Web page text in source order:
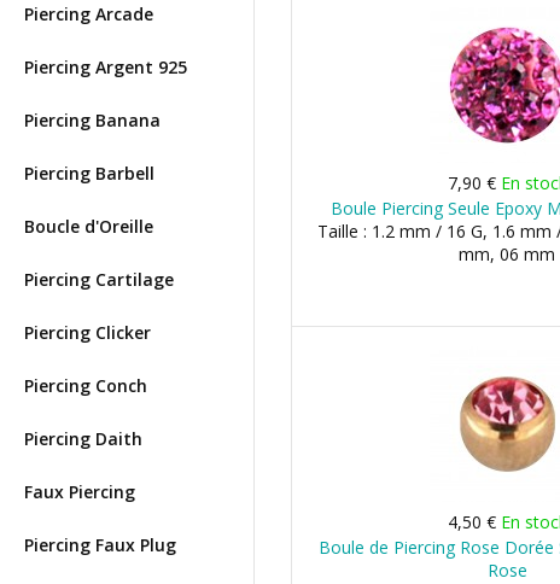
Piercing Arcade
Piercing Argent 925
Piercing Banana
Piercing Barbell
Boucle d'Oreille
Piercing Cartilage
Piercing Clicker
Piercing Conch
Piercing Daith
Faux Piercing
Piercing Faux Plug
7,90 € En
Boule Piercing Seule Epoxy
Taille : 1.2 mm / 16 G, 1.6 mm
mm, 06 mm
4,50 € En
Boule de Piercing Rose Dorée
Rose